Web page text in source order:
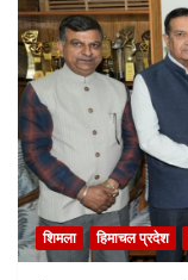
शिमला हिमाचल प्रदेश